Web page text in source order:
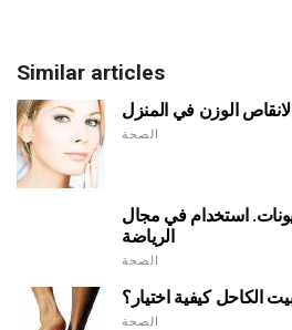
Similar articles
الوزن في المنزل
الصحة
استخدام في مجال
الرياضة
الصحة
الكاحل كيفية اختيار؟
الصحة